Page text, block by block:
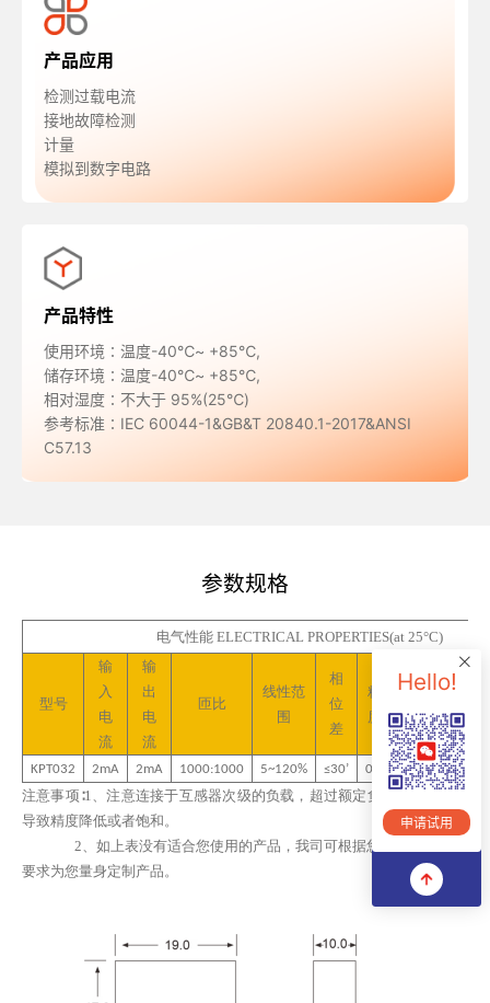
产品应用
检测过载电流
接地故障检测
计量
模拟到数字电路
产品特性
使用环境∶温度-40℃~ +85℃,
储存环境∶温度-40℃~ +85℃,
相对湿度∶不大于 95%(25℃)
参考标准∶IEC 60044-1&GB&T 20840.1-2017&ANSI
C57.13
参数规格
电气性能 ELECTRICAL PROPERTIES(at 25°C)
型号
输
入
电
流
输
出
电
流
匝比
线性范
围
相
位
差
精
度
负载
电阻
KPT032 2mA 2mA 1000:1000 5~120% ≤30’ 0. ≤20Ω 2500V
注意事项∶1、注意连接于互感器次级的负载 ， 超过额定负载能力可能会
导致精度降低或者饱和 。
2、 如上表没有适合您使用的产品，我司可根据您的技术和结构
要求为您量身定制产品。
Hello!
申请试用